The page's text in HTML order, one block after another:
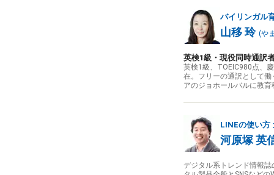
バイリンガル
山移 玲 (や
英検1級・現役同時通訳
英検1級、TOEIC980点、
在。フリーの通訳として
アのジョホールバルに教育
LINEの使い方
河原塚 英
デジタル系トレンド情報